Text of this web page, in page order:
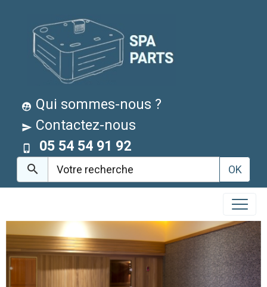
Qui sommes-nous ?
Contactez-nous
05 54 54 91 92
OK